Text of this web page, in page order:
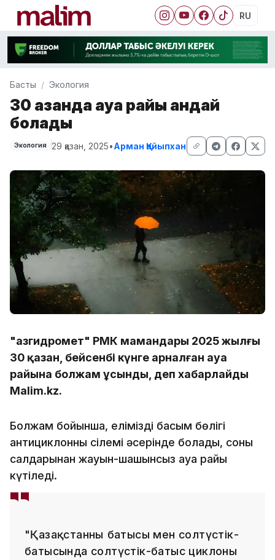
RU
Басты Экология
30 қазанда ауа райы қандай
болады
Экология 29 қазан, 2025•Арман Қайыпхан
"Қазгидромет" РМК мамандары 2025 жылғы
30 қазан, бейсенбі күнге арналған ауа
райына болжам ұсынды, деп хабарлайды
Malim.kz.
Болжам бойынша, еліміздің басым бөлігі
антициклонның сілемі әсерінде болады, соның
салдарынан жауын-шашынсыз ауа райы
күтіледі.
"Қазақстанның батысы мен солтүстік-
батысында солтүстік-батыс циклоны